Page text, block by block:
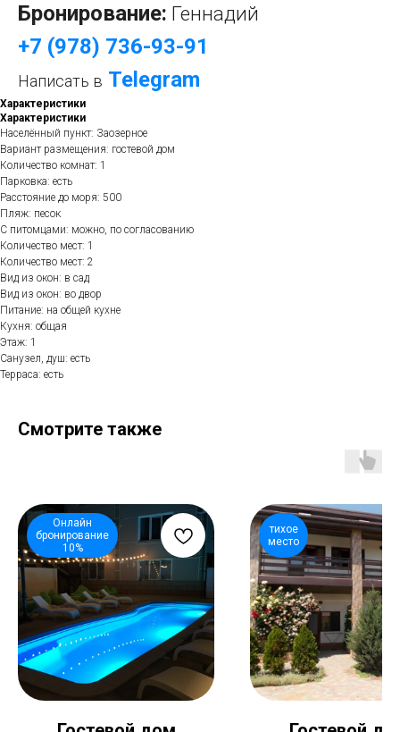
Бронирование: Геннадий
+7 (978) 736-93-91
Написать в Telegram
Характеристики
Характеристики
Населённый пункт: Заозерное
Вариант размещения: гостевой дом
Количество комнат: 1
Парковка: есть
Расстояние до моря: 500
Пляж: песок
С питомцами: можно, по согласованию
Количество мест: 1
Количество мест: 2
Вид из окон: в сад
Вид из окон: во двор
Питание: на общей кухне
Кухня: общая
Этаж: 1
Санузел, душ: есть
Терраса: есть
Смотрите также
Онлайн
бронирование
10%
тихое
место